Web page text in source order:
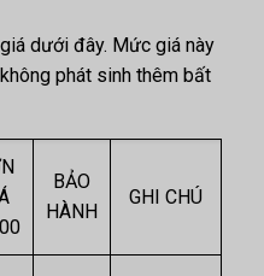
dưới đây. Mức giá này
phát sinh thêm bất
BẢO
HÀNH
GHI CHÚ